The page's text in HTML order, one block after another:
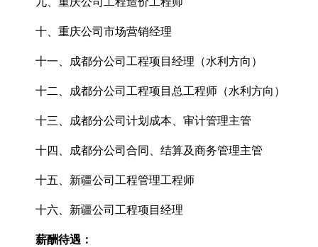
十、重庆公司市场营销经理
十一、成都分公司工程项目经理（水利方向）
十二、成都分公司工程项目总工程师（水利方向）
十三、成都分公司计划成本、审计管理主管
十四、成都分公司合同、结算及商务管理主管
十五、新疆公司工程管理工程师
十六、新疆公司工程项目经理
薪酬待遇：